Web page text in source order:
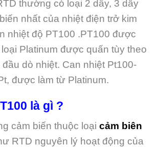
thường có loại 2 dây, 3 dây
nhất của nhiệt điện trở kim
nhiệt độ PT100 .PT100 được
Platinum được quấn tùy theo
dò nhiệt. Can nhiệt Pt100-
được làm từ Platinum.
là gì ?
cảm biến thuộc loại cảm biên
RTD nguyên lý hoạt động của